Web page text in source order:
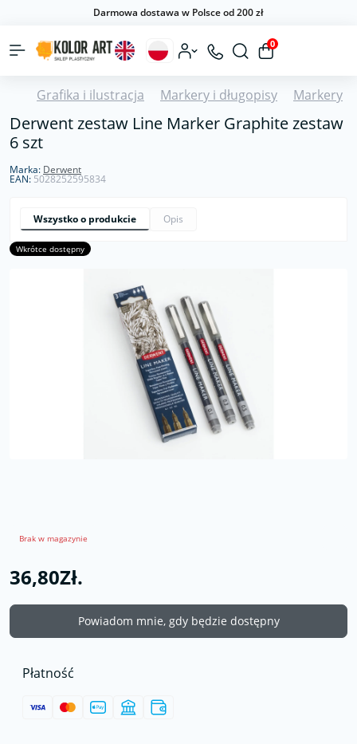
Darmowa dostawa w Polsce od 200 zł
0
Grafika i ilustracja Markery i długopisy Markery
Derwent zestaw Line Marker Graphite zestaw
6 szt
Marka: Derwent
EAN: 5028252595834
Wszystko o produkcie Opis
Wkrótce dostępny
Brak w magazynie
36,80Zł.
Powiadom mnie, gdy będzie dostępny
Płatność